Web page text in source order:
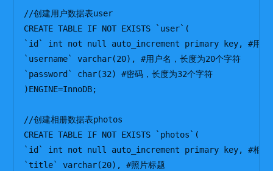
//创建用户数据表user
CREATE TABLE IF NOT EXISTS `user`(
`id` int not null auto_increment primary key, #用户
`username` varchar(20), #用户名，长度为20个字符
`password` char(32) #密码，长度为32个字符
)ENGINE=InnoDB;
//创建相册数据表photos
CREATE TABLE IF NOT EXISTS `photos`(
`id` int not null auto_increment primary key, #相册
`title` varchar(20), #照片标题